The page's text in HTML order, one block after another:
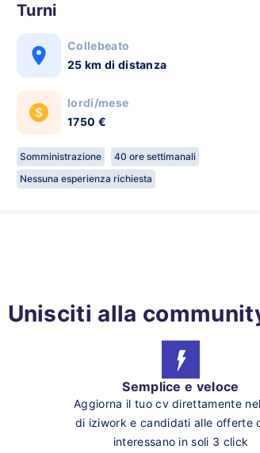
Turni
Collebeato
25 km di distanza
lordi/mese
1750 €
Somministrazione
40 ore settimanali
Nessuna esperienza richiesta
Unisciti alla
Semplice e veloce
Aggiorna il tuo cv direttamente
di iziwork e candidati alle offerte
interessano in soli 3 click